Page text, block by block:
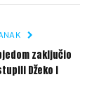
zaključio
Džeko i